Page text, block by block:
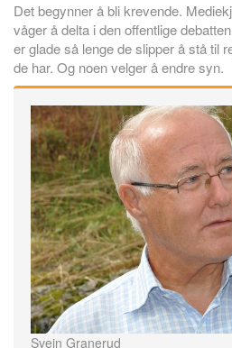
Det begynner å bli krevende.
våger å delta i den offentlige
er glade så lenge de slipper å stå til
de har. Og noen velger å endre syn.
Svein Granerud